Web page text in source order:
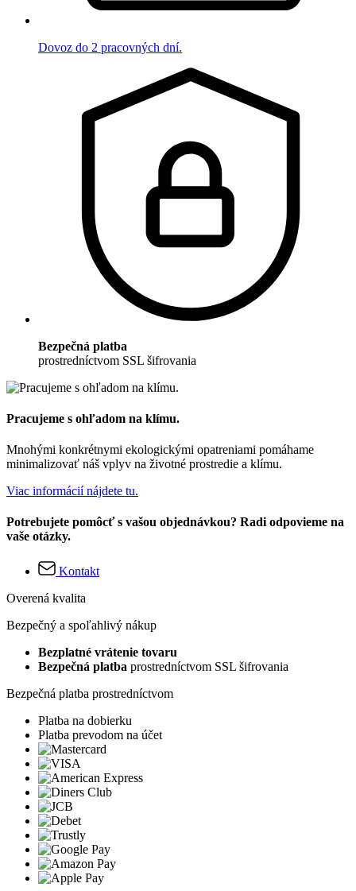
Dovoz do 2 pracovných dní.
Bezpečná platba
prostredníctvom SSL šifrovania
Pracujeme s ohľadom na klímu.
Mnohými konkrétnymi ekologickými opatreniami pomáhame
minimalizovať náš vplyv na životné prostredie a klímu.
Viac informácií nájdete tu.
Potrebujete pomôcť s vašou objednávkou? Radi odpovieme na
vaše otázky.
Kontakt
Overená kvalita
Bezpečný a spoľahlivý nákup
Bezplatné vrátenie tovaru
Bezpečná platba prostredníctvom SSL šifrovania
Bezpečná platba prostredníctvom
Platba na dobierku
Platba prevodom na účet